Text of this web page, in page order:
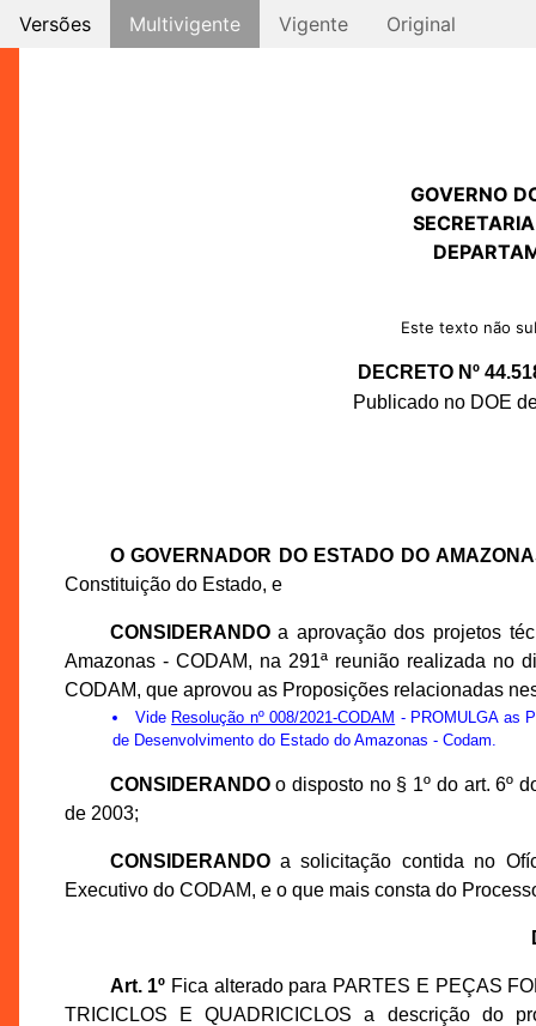
Versões Multivigente Vigente Original
GOVERNO
Este texto não
DECRETO Nº
Publicado no DOE
O GOVERNADOR DO ESTADO DO
Constituição do Estado, e
CONSIDERANDOa aprovação dos projetos
Amazonas - CODAM, na 291ª reunião realizada no
CODAM, que aprovou as Proposições relacionadas
Vide Resolução nº 008/2021-CODAM - PROMULGA as
de Desenvolvimento do Estado do Amazonas - Codam.
CONSIDERANDOo disposto no § 1º do art. 6º
de 2003;
CONSIDERANDOa solicitação contida no
Executivo do CODAM, e o que mais consta do
Art. 1º Fica alterado para PARTES E PEÇAS
TRICICLOS E QUADRICICLOS a descrição do